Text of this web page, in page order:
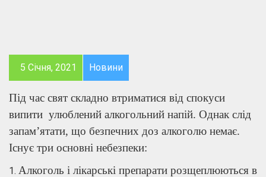
5 Січня, 2021 Новини
Під час свят складно втриматися від спокуси
випити улюблений алкогольний напій. Однак слід
запам’ятати, що безпечних доз алкоголю немає.
Існує три основні небезпеки:
Алкоголь і лікарські препарати розщеплюються в